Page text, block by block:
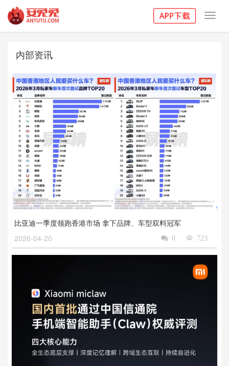
内部资讯
比亚迪一季度领跑香港市场 拿下品牌、车型双料冠军
2026-04-20
723

0
